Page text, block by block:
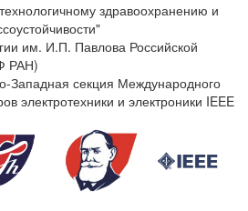
здравоохранению и
им. И.П. Павлова Российской
РАН)
Западная секция Международного
электротехники и электроники IEEE